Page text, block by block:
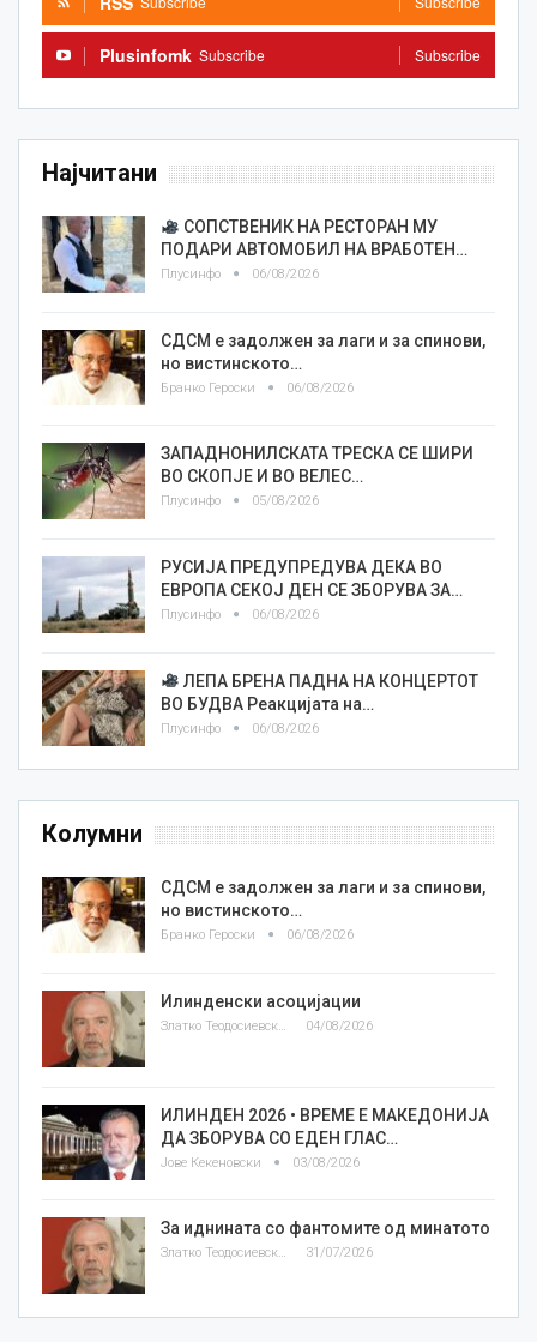
Plusinfomk Subscribe Subscribe
Најчитани
СОПСТВЕНИК НА РЕСТОРАН МУ
ПОДАРИ АВТОМОБИЛ НА ВРАБОТЕН…
Плусинфо 06/08/2026
СДСМ е задолжен за лаги и за спинови,
но вистинското…
Бранко Героски 06/08/2026
ЗАПАДНОНИЛСКАТА ТРЕСКА СЕ ШИРИ
ВО СКОПЈЕ И ВО ВЕЛЕС…
Плусинфо 05/08/2026
РУСИЈА ПРЕДУПРЕДУВА ДЕКА ВО
ЕВРОПА СЕКОЈ ДЕН СЕ ЗБОРУВА ЗА…
Плусинфо 06/08/2026
ЛЕПА БРЕНА ПАДНА НА КОНЦЕРТОТ
ВО БУДВА Реакцијата на…
Плусинфо 06/08/2026
Колумни
СДСМ е задолжен за лаги и за спинови,
но вистинското…
Бранко Героски 06/08/2026
Илинденски асоцијации
Златко Теодосиевски 04/08/2026
ИЛИНДЕН 2026 • ВРЕМЕ Е МАКЕДОНИЈА
ДА ЗБОРУВА СО ЕДЕН ГЛАС…
Јове Кекеновски 03/08/2026
За иднината со фантомите од минатото
Златко Теодосиевски 31/07/2026